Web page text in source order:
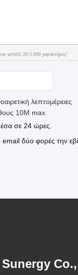
μεταξύ 20-3.000 χαρακτήρες!
λεπτομέρειες
10M max.
σε 24 ώρες.
δύο φορές την